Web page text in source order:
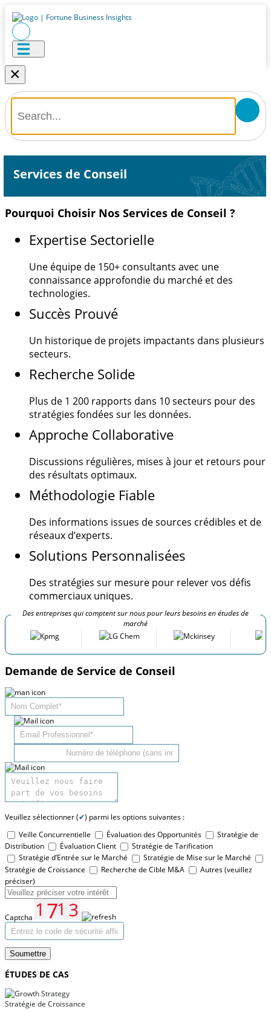
×
Services de Conseil
Pourquoi Choisir Nos Services de Conseil ?
Expertise Sectorielle
Une équipe de 150+ consultants avec une
connaissance approfondie du marché et des
technologies.
Succès Prouvé
Un historique de projets impactants dans plusieurs
secteurs.
Recherche Solide
Plus de 1 200 rapports dans 10 secteurs pour des
stratégies fondées sur les données.
Approche Collaborative
Discussions régulières, mises à jour et retours pour
des résultats optimaux.
Méthodologie Fiable
Des informations issues de sources crédibles et de
réseaux d’experts.
Solutions Personnalisées
Des stratégies sur mesure pour relever vos défis
commerciaux uniques.
Des entreprises qui comptent sur nous pour leurs besoins en études de
marché
Demande de Service de Conseil
Veuillez sélectionner (✔) parmi les options suivantes :
Veille Concurrentielle
Évaluation des Opportunités
Stratégie de
Distribution
Évaluation Client
Stratégie de Tarification
Stratégie d’Entrée sur le Marché
Stratégie de Mise sur le Marché
Stratégie de Croissance
Recherche de Cible M&A
Autres (veuillez
préciser)
Captcha
Soumettre
ÉTUDES DE CAS
Stratégie de Croissance